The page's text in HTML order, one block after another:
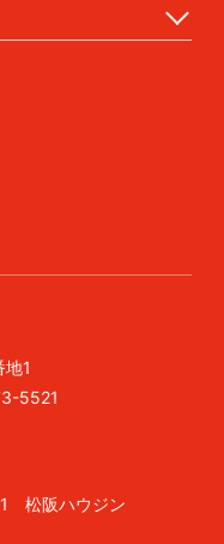
1
5521
松阪ハウジン